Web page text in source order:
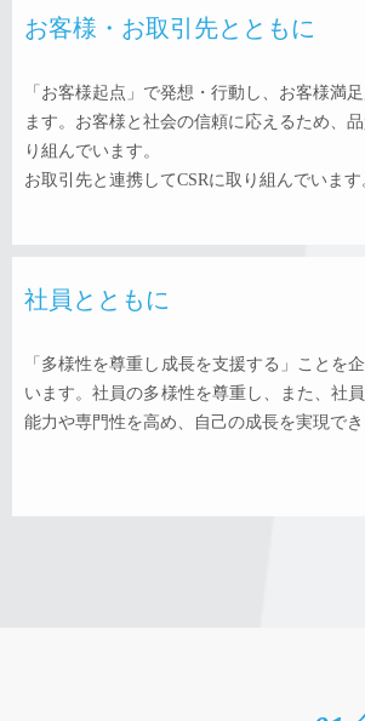
お客様・お取引先とともに
「お客様起点」で発想・行動し、お客様満
ます。お客様と社会の信頼に応えるため、
り組んでいます。
お取引先と連携してCSRに取り組んでいます
社員とともに
「多様性を尊重し成長を支援する」ことを
います。社員の多様性を尊重し、また、社
能力や専門性を高め、自己の成長を実現でき